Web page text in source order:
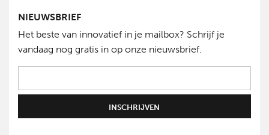
NIEUWSBRIEF
Het beste van innovatief in je mailbox? Schrijf je
vandaag nog gratis in op onze nieuwsbrief.